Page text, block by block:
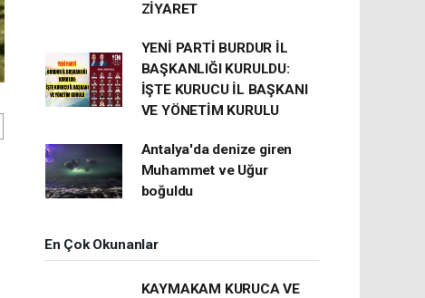
ZİYARET
YENİ PARTİ BURDUR İL
BAŞKANLIĞI KURULDU:
İŞTE KURUCU İL BAŞKANI
VE YÖNETİM KURULU
Antalya'da denize giren
Muhammet ve Uğur
boğuldu
En Çok Okunanlar
KAYMAKAM KURUCA VE